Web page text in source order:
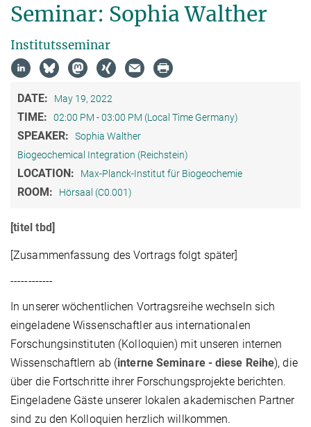
Seminar: Sophia Walther
Institutsseminar
DATE: May 19, 2022
TIME: 02:00 PM - 03:00 PM (Local Time Germany)
SPEAKER:
Sophia Walther
Biogeochemical Integration (Reichstein)
LOCATION: Max-Planck-Institut für Biogeochemie
ROOM: Hörsaal (C0.001)
[titel tbd]
[Zusammenfassung des Vortrags folgt später]
------------
In unserer wöchentlichen Vortragsreihe wechseln sich
eingeladene Wissenschaftler aus internationalen
Forschungsinstituten (Kolloquien) mit unseren internen
Wissenschaftlern ab (interne Seminare - diese Reihe), die
über die Fortschritte ihrer Forschungsprojekte berichten.
Eingeladene Gäste unserer lokalen akademischen Partner
sind zu den Kolloquien herzlich willkommen.